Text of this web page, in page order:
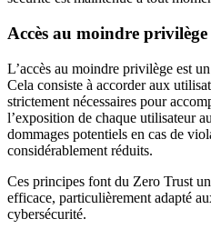
Accès au moindre privilège
L’accès au moindre privilège est
Cela consiste à accorder aux
strictement nécessaires pour
l’exposition de chaque utilisateur
dommages potentiels en cas de
considérablement réduits.
Ces principes font du Zero Trust
efficace, particulièrement adapté
cybersécurité.